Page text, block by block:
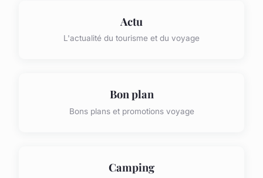
Actu
L'actualité du tourisme et du voyage
Bon plan
Bons plans et promotions voyage
Camping